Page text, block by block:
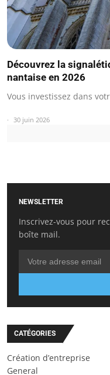
Découvrez la
nantaise en 2026
Vous investissez dans
30 juin 2026
NEWSLETTER
Inscrivez-vous pour
boîte mail.
CATÉGORIES
Création d’entreprise
General